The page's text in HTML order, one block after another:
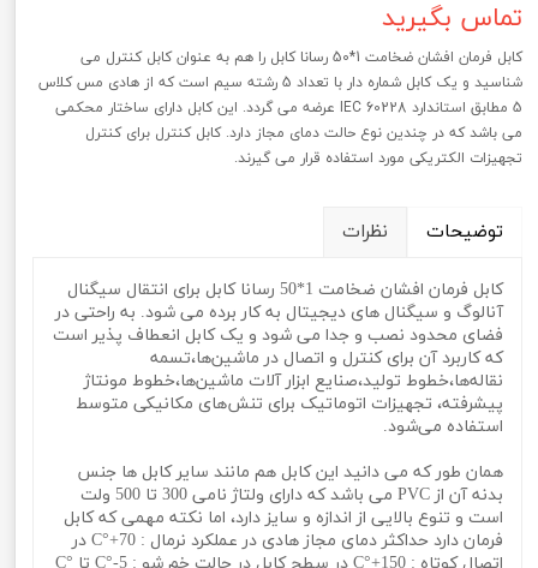
تماس بگیرید
کابل فرمان افشان ضخامت 1*50 رسانا کابل را هم به عنوان کابل کنترل می
شناسید و یک کابل شماره دار با تعداد 5 رشته سیم است که از هادی مس کلاس
5 مطابق استاندارد IEC 60228 عرضه می گردد. این کابل دارای ساختار محکمی
می باشد که در چندین نوع حالت دمای مجاز دارد. کابل کنترل برای کنترل
تجهیزات الکتریکی مورد استفاده قرار می گیرند.
توضیحات نظرات
کابل فرمان افشان ضخامت 1*50 رسانا کابل برای انتقال سیگنال
آنالوگ و سیگنال های دیجیتال به کار برده می شود. به راحتی در
فضای محدود نصب و جدا می شود و یک کابل انعطاف پذیر است
که کاربرد آن برای کنترل و اتصال در ماشین‌ها،تسمه
نقاله‌ها،خطوط تولید،صنایع ابزار آلات ماشین‌ها،خطوط مونتاژ
پیشرفته، تجهیزات اتوماتیک برای تنش‌های مکانیکی متوسط
استفاده می‌شود.
همان طور که می دانید این کابل هم مانند سایر کابل ها جنس
بدنه آن از PVC می باشد که دارای ولتاژ نامی 300 تا 500 ولت
است و تنوع بالایی از اندازه و سایز دارد، اما نکته مهمی که کابل
فرمان دارد حداکثر دمای مجاز هادی در عملکرد نرمال : C°+70 در